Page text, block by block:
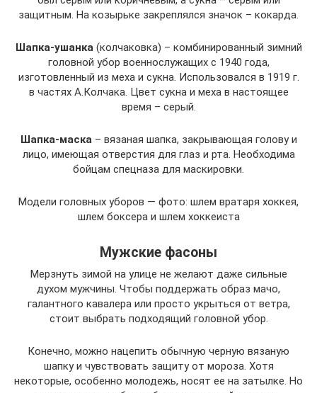
защитным. На козырьке закреплялся значок – кокарда.
Шапка-ушанка (колчаковка) – комбинированный зимний
головной убор военнослужащих с 1940 года,
изготовленный из меха и сукна. Использовался в 1919 г.
в частях А.Колчака. Цвет сукна и меха в настоящее
время – серый.
Шапка-маска – вязаная шапка, закрывающая голову и
лицо, имеющая отверстия для глаз и рта. Необходима
бойцам спецназа для маскировки.
Модели головных уборов — фото: шлем вратаря хоккея,
шлем боксера и шлем хоккеиста
Мужские фасоны
Мерзнуть зимой на улице не желают даже сильные
духом мужчины. Чтобы поддержать образ мачо,
галантного кавалера или просто укрыться от ветра,
стоит выбрать подходящий головной убор.
Конечно, можно нацепить обычную черную вязаную
шапку и чувствовать защиту от мороза. Хотя
некоторые, особенно молодежь, носят ее на затылке. Но